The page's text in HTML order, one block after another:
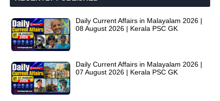
Daily Current Affairs in Malayalam 2026 |
08 August 2026 | Kerala PSC GK
Daily Current Affairs in Malayalam 2026 |
07 August 2026 | Kerala PSC GK